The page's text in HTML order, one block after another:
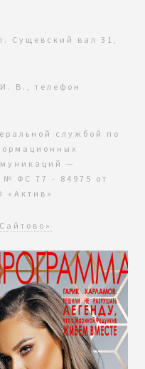
Сущевский вал 31,
В., телефон
службой по
—
ФС 77 - 84975 от
«Актив»